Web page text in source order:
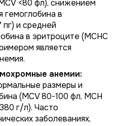
<80 фл), снижением
гемоглобина в
и средней
в эритроците (MCHC
является
анемии:
размеры и
(MCV 80-100 фл, MCH
г/л). Часто
заболеваниях,